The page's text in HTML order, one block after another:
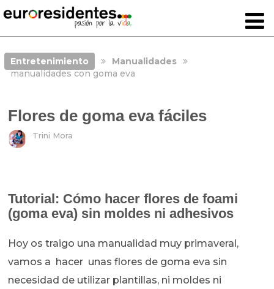
Entretenimiento
Manualidades
manualidades con goma eva
Flores de goma eva fáciles
Trini Mora
Tutorial: Cómo hacer flores de foami
(goma eva) sin moldes ni adhesivos
Hoy os traigo una manualidad muy primaveral,
vamos a hacer unas flores de goma eva sin
necesidad de utilizar plantillas, ni moldes ni